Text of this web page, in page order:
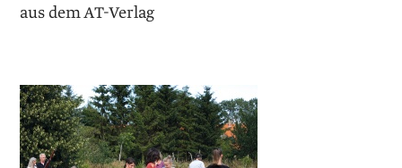
aus dem AT-Verlag